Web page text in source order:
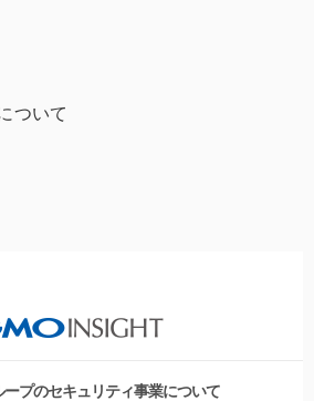
ついて
プのセキュリティ事業について